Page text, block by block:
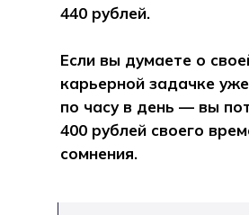
440 рублей.
Если вы думаете о
карьерной задачке
по часу в день — вы
400 рублей своего
сомнения.